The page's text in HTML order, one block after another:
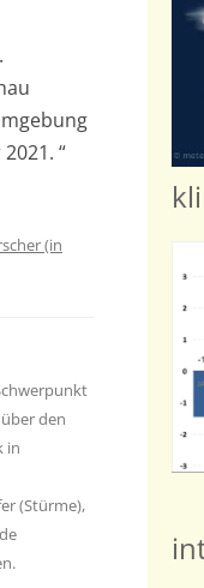
“
(in
den
in
(Stürme),